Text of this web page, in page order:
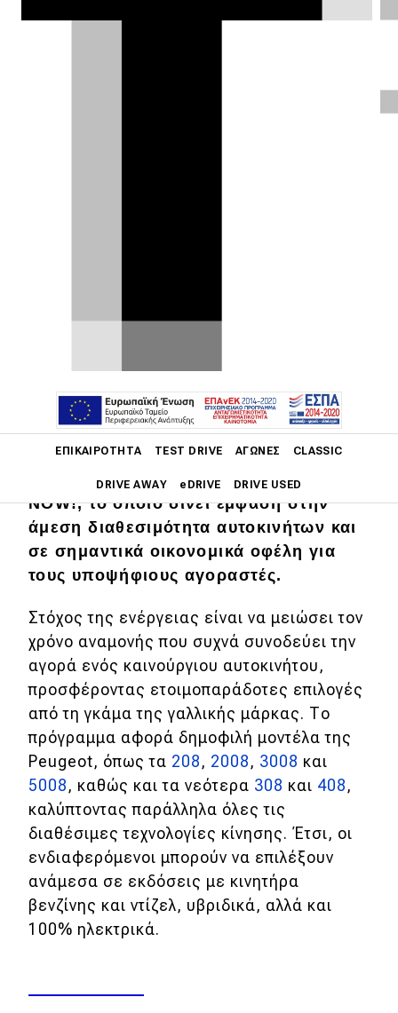
ΕΠΙΚΑΙΡΌΤΗΤΑ TEST DRIVE ΑΓΏΝΕΣ CLASSIC
DRIVE AWAY eDRIVE DRIVE USED
Main navigation
Επικαιρότητα
Νέα μοντέλα
Πρωτότυπα
Ελλάδα
Κόσμος
Τεχνολογία
Ασφάλεια
Αγορά
Απόψεις
Test Drive
Δοκιμή
Συγκρίνουμε
Μια νέα εμπορική πρωτοβουλία
εγκαινιάζει η Peugeot στην ελληνική
αγορά με το πρόγραμμα PEUGEOT
NOW!, το οποίο δίνει έμφαση στην
άμεση διαθεσιμότητα αυτοκινήτων και
σε σημαντικά οικονομικά οφέλη για
τους υποψήφιους αγοραστές.
Στόχος της ενέργειας είναι να μειώσει τον
χρόνο αναμονής που συχνά συνοδεύει την
αγορά ενός καινούργιου αυτοκινήτου,
προσφέροντας ετοιμοπαράδοτες επιλογές
από τη γκάμα της γαλλικής μάρκας. Το
πρόγραμμα αφορά δημοφιλή μοντέλα της
Peugeot, όπως τα 208, 2008, 3008 και
5008, καθώς και τα νεότερα 308 και 408,
καλύπτοντας παράλληλα όλες τις
διαθέσιμες τεχνολογίες κίνησης. Έτσι, οι
ενδιαφερόμενοι μπορούν να επιλέξουν
ανάμεσα σε εκδόσεις με κινητήρα
βενζίνης και ντίζελ, υβριδικά, αλλά και
100% ηλεκτρικά.